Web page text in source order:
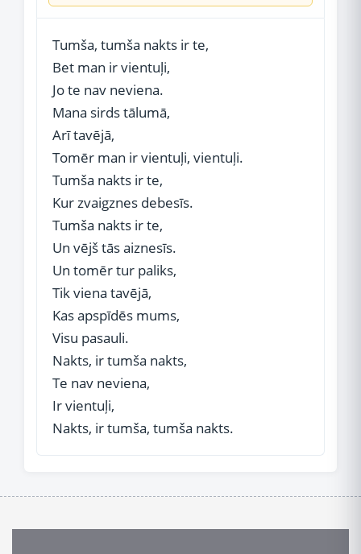
Tumša, tumša nakts ir te,
Bet man ir vientuļi,
Jo te nav neviena.
Mana sirds tālumā,
Arī tavējā,
Tomēr man ir vientuļi, vientuļi.
Tumša nakts ir te,
Kur zvaigznes debesīs.
Tumša nakts ir te,
Un vējš tās aiznesīs.
Un tomēr tur paliks,
Tik viena tavējā,
Kas apspīdēs mums,
Visu pasauli.
Nakts, ir tumša nakts,
Te nav neviena,
Ir vientuļi,
Nakts, ir tumša, tumša nakts.